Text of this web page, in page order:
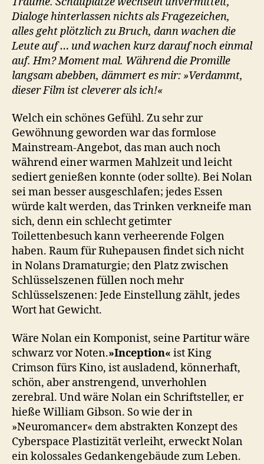
Dialoge hinterlassen nichts als Fragezeichen,
alles geht plötzlich zu Bruch, dann wachen die
Leute auf … und wachen kurz darauf noch einmal
auf. Hm? Moment mal. Während die Promille
langsam abebben, dämmert es mir: »Verdammt,
dieser Film ist cleverer als ich!«
Welch ein schönes Gefühl. Zu sehr zur
Gewöhnung geworden war das formlose
Mainstream-Angebot, das man auch noch
während einer warmen Mahlzeit und leicht
sediert genießen konnte (oder sollte). Bei Nolan
sei man besser ausgeschlafen; jedes Essen
würde kalt werden, das Trinken verkneife man
sich, denn ein schlecht getimter
Toilettenbesuch kann verheerende Folgen
haben. Raum für Ruhepausen findet sich nicht
in Nolans Dramaturgie; den Platz zwischen
Schlüsselszenen füllen noch mehr
Schlüsselszenen: Jede Einstellung zählt, jedes
Wort hat Gewicht.
Wäre Nolan ein Komponist, seine Partitur wäre
schwarz vor Noten.»Inception« ist King
Crimson fürs Kino, ist ausladend, könnerhaft,
schön, aber anstrengend, unverhohlen
zerebral. Und wäre Nolan ein Schriftsteller, er
hieße William Gibson. So wie der in
»Neuromancer« dem abstrakten Konzept des
Cyberspace Plastizität verleiht, erweckt Nolan
ein kolossales Gedankengebäude zum Leben.